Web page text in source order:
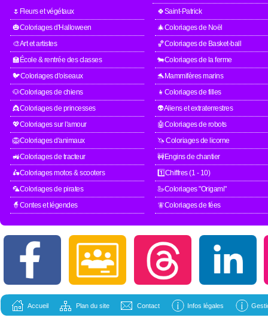
🌷Fleurs et végétaux
🍀Saint-Patrick
🎃Coloriages d'Halloween
🎄Coloriages de Noël
🎨Art et artistes
🏀Coloriages de Basket-ball
🏫École & rentrée des classes
🐄Coloriages de la ferme
🐦Coloriages d'oiseaux
🐬Mammifères marins
🐶Coloriages de chiens
👧Coloriages de filles
👸Coloriages de princesses
👽Aliens et extraterrestres
💖Coloriages sur l'amour
🤖Coloriages de robots
🦁Coloriages d'animaux
🦄 Coloriages de licorne
🚜Coloriages de tracteur
🚧Engins de chantier
🛵Coloriages motos & scooters
1️⃣Chiffres (1 - 10)
🦜Coloriages de pirates
🦢Coloriages "Origami"
🧙Contes et légendes
🧚Coloriages de fées
Accueil Plan du site Contact Infos légales